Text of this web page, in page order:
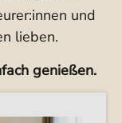
und
lieben.
genießen.